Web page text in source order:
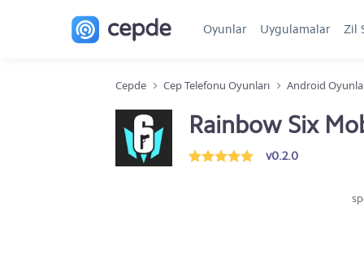
Oyunlar Uygulamalar Zil
Cepde Cep Telefonu Oyunları Android
Rainbow Six
v0.2.0